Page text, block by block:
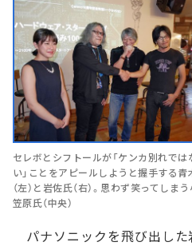
セレボとシフトールが「ケンカ別れでは
い」ことをアピールしようと握手する青
（左）と岩佐氏（右）。思わず笑ってしま
笠原氏（中央）
パナソニックを飛び出した